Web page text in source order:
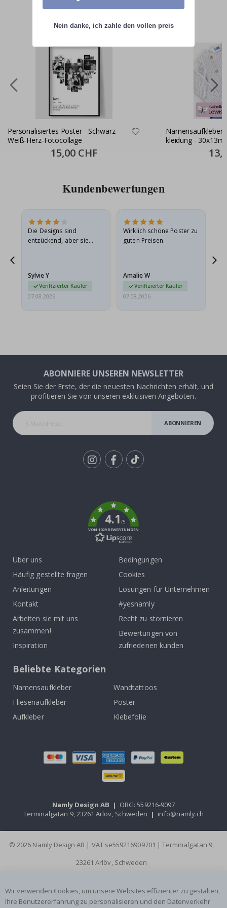
Zusammen gekaufte Produkte
Personalisiertes Poster - Schwarz-
Weiß-Herz-Fotocollage
Special
Price
15,00 CHF
Namensaufkleber
kleidung -
Price
Kundenbewertungen
Die Designs sind
entzückend, aber sie
sie…
Sylvie Y
Verifizierter Käufer
07.08.2026
Wirklich schöne Poster zu
guten Preisen.
Amalie W
Verifizierter Käufer
07.08.2026
ABONNIERE UNSEREN NEWSLETTER
Seien Sie der Erste, der die neuesten Nachrichten erhält, und
profitieren Sie von unseren exklusiven Angeboten.
ABONNIEREN
4.1/5
VON 1029 BEWERTUNGEN
Über uns
Häufig gestellte fragen
Anleitungen
Kontakt
Arbeiten sie mit uns
zusammen!
Inspiration
Bedingungen
Cookies
Lösungen für Unternehmen
#yesnamly
Recht zu stornieren
Bewertungen von
zufriedenen kunden
Beliebte Kategorien
Namensaufkleber
Wandtattoos
Fliesenaufkleber
Poster
Aufkleber
Klebefolie
Namly Design AB | ORG: 559216-9097
Terminalgatan 9, 23261 Arlöv, Schweden | info@namly.ch
© 2026 Namly Design AB | VAT se559216909701 | Terminalgatan 9,
23261 Arlöv, Schweden
Wir verwenden Cookies, um unsere Websites effizienter zu gestalten,
Ihre Benutzererfahrung zu personalisieren und den Datenverkehr
Nein danke, ich zahle den vollen preis